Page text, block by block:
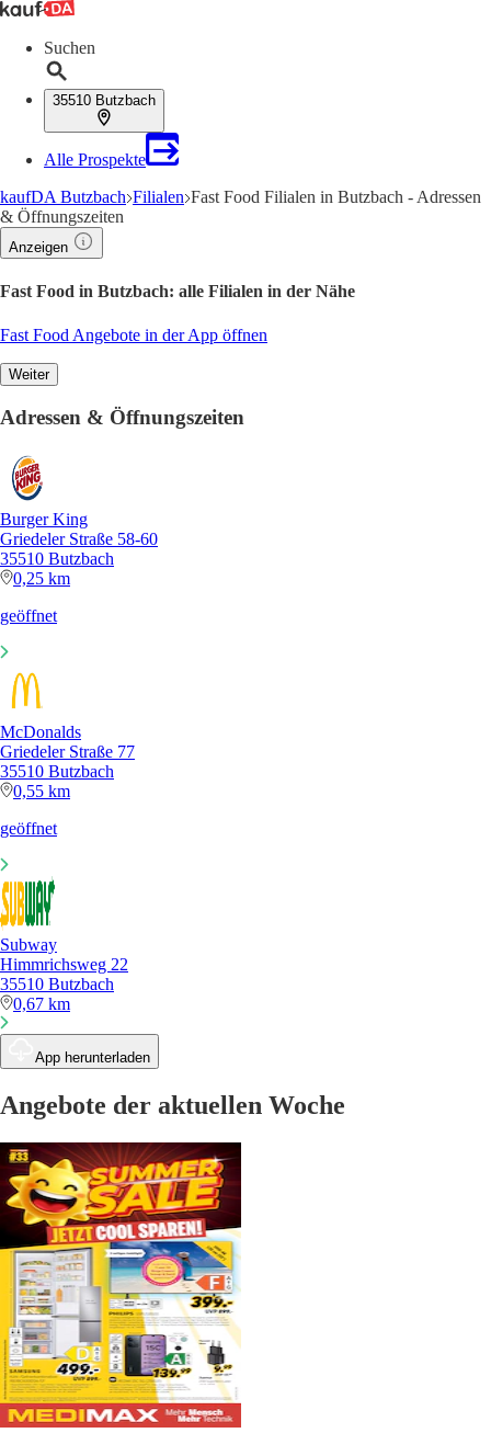
Suchen
35510 Butzbach
Alle Prospekte
kaufDA Butzbach Filialen Fast Food Filialen in Butzbach - Adressen
& Öffnungszeiten
Anzeigen
Fast Food in Butzbach: alle Filialen in der Nähe
Fast Food Angebote in der App öffnen
Weiter
Adressen & Öffnungszeiten
Burger King
Griedeler Straße 58-60
35510 Butzbach
0,25 km
geöffnet
McDonalds
Griedeler Straße 77
35510 Butzbach
0,55 km
geöffnet
Subway
Himmrichsweg 22
35510 Butzbach
0,67 km
App herunterladen
Angebote der aktuellen Woche